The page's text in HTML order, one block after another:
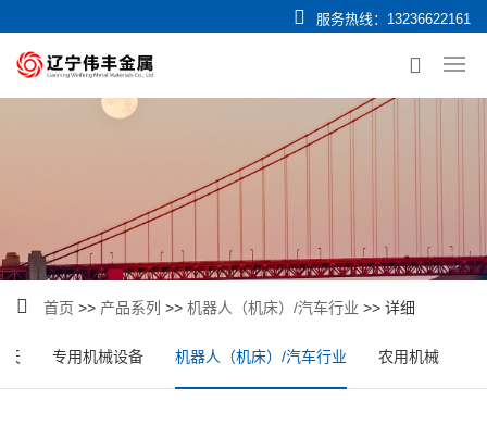
服务热线： 13236622161
首页 >> 产品系列 >> 机器人（机床）/汽车行业 >> 详细
天 专用机械设备 机器人（机床）/汽车行业 农用机械